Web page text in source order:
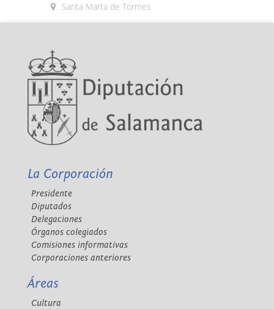
Santa Marta de Tormes
La Corporación
Presidente
Diputados
Delegaciones
Órganos colegiados
Comisiones informativas
Corporaciones anteriores
Áreas
Cultura